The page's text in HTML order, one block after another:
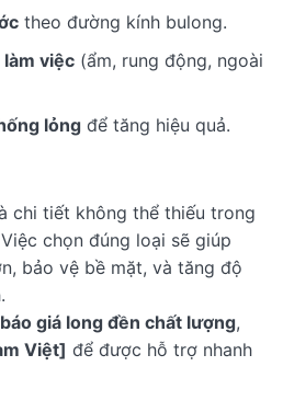
theo đường kính bulong.
việc(ẩm, rung động, ngoài
lỏngđể tăng hiệu quả.
chi tiết không thể thiếu trong
chọn đúng loại sẽ giúp
bảo vệ bề mặt, và tăng độ
giá long đền chất lượng,
Việt] để được hỗ trợ nhanh